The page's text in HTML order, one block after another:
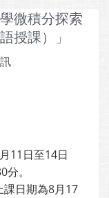
微積分探索
授課）」
11日至14日
。
課日期為8月17